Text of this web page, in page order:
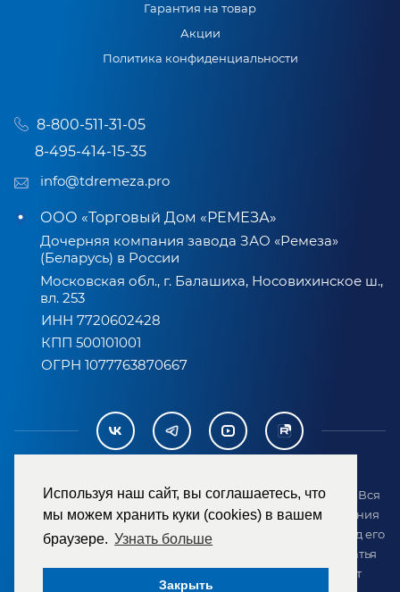
Используя наш сайт, вы соглашаетесь, что
мы можем хранить куки (cookies) в вашем
браузере. Узнать больше
Закрыть
Гарантия на товар
Акции
Политика конфиденциальности
8-800-511-31-05
8-495-414-15-35
info@tdremeza.pro
ООО «Торговый Дом «РЕМЕЗА»
Дочерняя компания завода ЗАО «Ремеза»
(Беларусь) в России
Московская обл., г. Балашиха, Носовихинское ш.,
вл. 253
ИНН 7720602428
КПП 500101001
ОГРН 1077763870667
2007-2026 © ООО «ТД «РЕМЕЗА». Все права защищены. Вся
информация на сайте размещена в целях предоставления
возможности покупателю ознакомиться с товаром перед его
приобретением и не является публичной офертой (статья
437 ГК РФ). Внешний вид товара может отличаться от